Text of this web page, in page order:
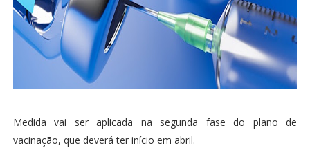
Medida vai ser aplicada na segunda fase do plano de
vacinação, que deverá ter início em abril.